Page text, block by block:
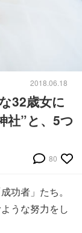
2018.06.18
32歳女に
社”と、5つ
80
功者」たち。
うな努力をし